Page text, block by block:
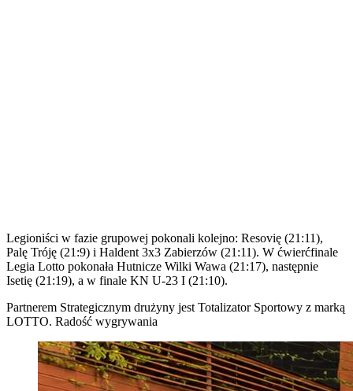
Legioniści w fazie grupowej pokonali kolejno: Resovię (21:11),
Palę Tróję (21:9) i Haldent 3x3 Zabierzów (21:11). W ćwierćfinale
Legia Lotto pokonała Hutnicze Wilki Wawa (21:17), następnie
Isetię (21:19), a w finale KN U-23 I (21:10).
Partnerem Strategicznym drużyny jest Totalizator Sportowy z marką
LOTTO. Radość wygrywania